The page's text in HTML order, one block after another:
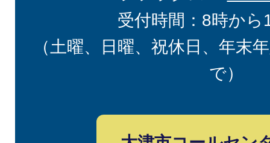
受付時間：8時から
（土曜、日曜、祝休日、年末
で）